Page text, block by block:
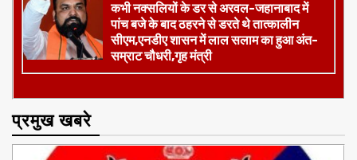
कभी नक्सलियों के डर से अरवल-जहानाबाद में
पांच बजे के बाद ठहरने से डरते थे तात्कालीन
सीएम,एनडीए शासन में लाल सलाम का हुआ अंत-
सम्राट चौधरी,गृह मंत्री
प्रमुख खबरे